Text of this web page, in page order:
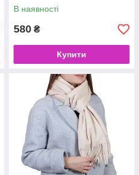
В наявності
580 ₴
Купити